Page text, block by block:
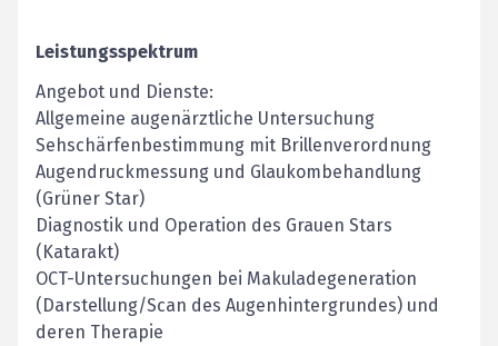
Leistungsspektrum
Angebot und Dienste:
Allgemeine augenärztliche Untersuchung
Sehschärfenbestimmung mit Brillenverordnung
Augendruckmessung und Glaukombehandlung
(Grüner Star)
Diagnostik und Operation des Grauen Stars
(Katarakt)
OCT-Untersuchungen bei Makuladegeneration
(Darstellung/Scan des Augenhintergrundes) und
deren Therapie